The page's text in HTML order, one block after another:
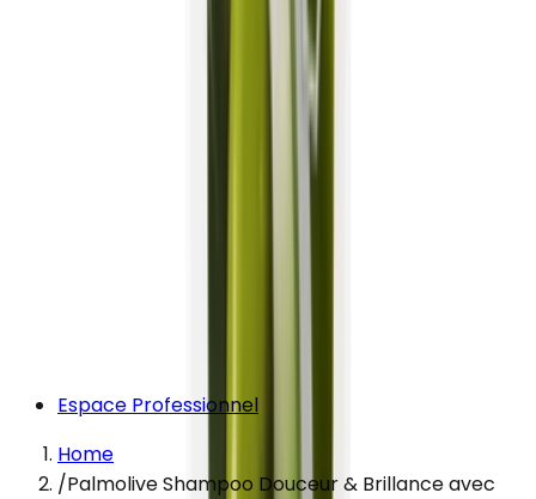
Espace Professionnel
Home
/Palmolive Shampoo Douceur & Brillance avec